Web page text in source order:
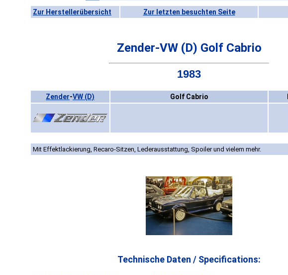
Zur Herstellerübersicht Zur letzten besuchten Seite
Zender-VW (D) Golf Cabrio
1983
Zender-VW (D) Golf Cabrio
Mit Effektlackierung, Recaro-Sitzen, Lederausstattung, Spoiler und vielem mehr.
Technische Daten / Specifications: